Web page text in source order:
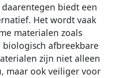
biedt een
Het wordt vaak
materialen zoals
afbreekbare
zijn niet alleen
maar ook veiliger voor